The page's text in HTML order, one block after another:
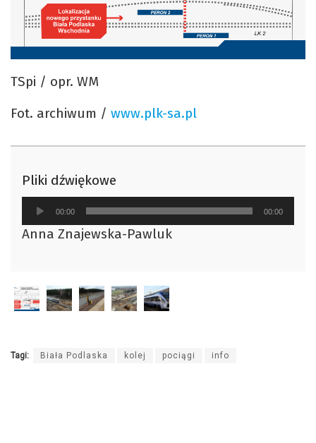
TSpi / opr. WM
Fot. archiwum / www.plk-sa.pl
Pliki dźwiękowe
Odtwarzacz
plików
dźwiękowych
00:00 00:00
Anna Znajewska-Pawluk
Tagi: Biała Podlaska kolej pociągi info